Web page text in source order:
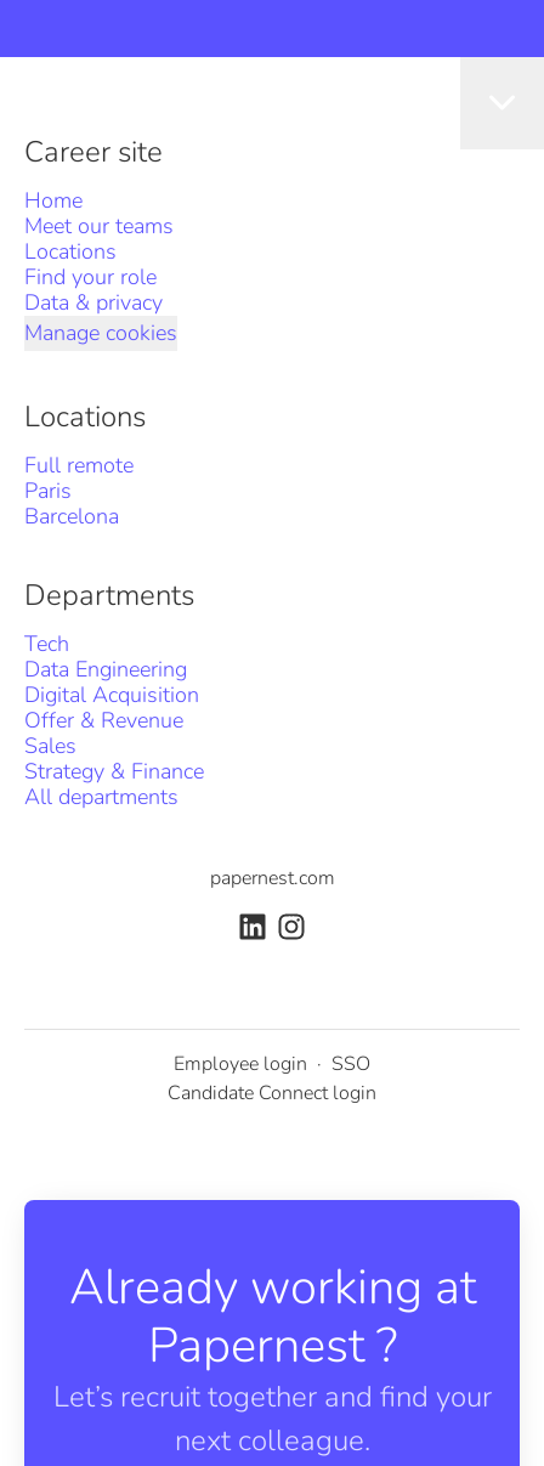
Career site
Home
Meet our teams
Locations
Find your role
Data & privacy
Manage cookies
Locations
Full remote
Paris
Barcelona
Departments
Tech
Data Engineering
Digital Acquisition
Offer & Revenue
Sales
Strategy & Finance
All departments
papernest.com
Employee login · SSO
Candidate Connect login
Already working at
Papernest ?
Let’s recruit together and find your
next colleague.